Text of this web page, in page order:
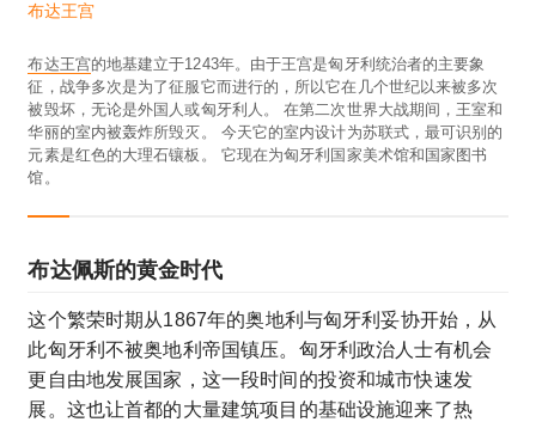
布达王宫
布达王宫的地基建立于1243年。由于王宫是匈牙利统治者的主要象
征，战争多次是为了征服它而进行的，所以它在几个世纪以来被多次
被毁坏，无论是外国人或匈牙利人。 在第二次世界大战期间，王室和
华丽的室内被轰炸所毁灭。 今天它的室内设计为苏联式，最可识别的
元素是红色的大理石镶板。 它现在为匈牙利国家美术馆和国家图书
馆。
布达佩斯的黄金时代
这个繁荣时期从1867年的奥地利与匈牙利妥协开始，从
此匈牙利不被奥地利帝国镇压。匈牙利政治人士有机会
更自由地发展国家，这一段时间的投资和城市快速发
展。这也让首都的大量建筑项目的基础设施迎来了热